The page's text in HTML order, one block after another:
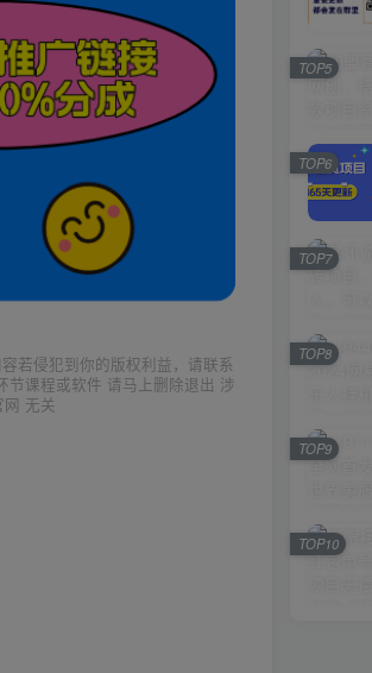
若侵犯到你的版权利益，请联系
节课程或软件 请马上删除退出 涉
无关
TOP5
TOP6
TOP7
TOP8
TOP9
TOP10